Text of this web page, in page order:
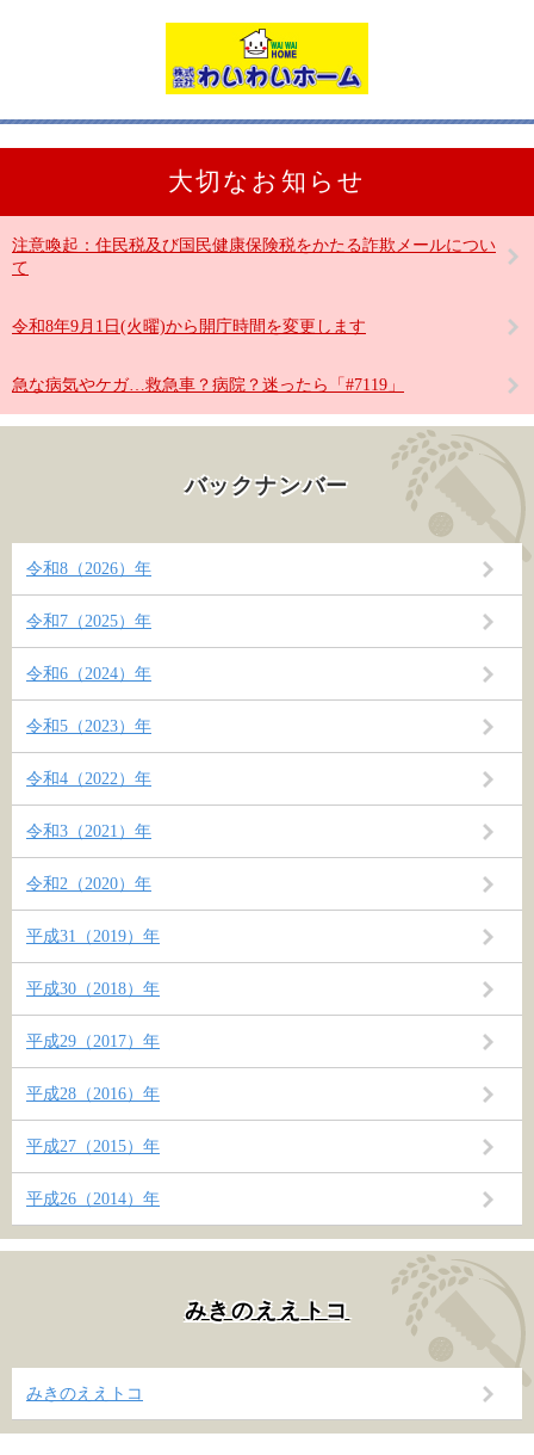
大切なお知らせ
注意喚起：住民税及び国民健康保険税をかたる詐欺メールについ
て
令和8年9月1日(火曜)から開庁時間を変更します
急な病気やケガ…救急車？病院？迷ったら「#7119」
バックナンバー
令和8（2026）年
令和7（2025）年
令和6（2024）年
令和5（2023）年
令和4（2022）年
令和3（2021）年
令和2（2020）年
平成31（2019）年
平成30（2018）年
平成29（2017）年
平成28（2016）年
平成27（2015）年
平成26（2014）年
みきのええトコ
みきのええトコ